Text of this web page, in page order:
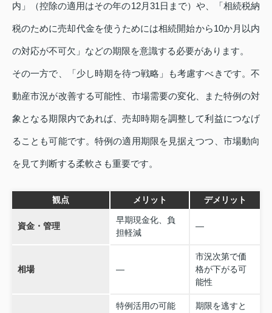
内」（控除の適用はその年の12月31日まで）や、「相続税納
税のために売却代金を使うためには相続開始から10か月以内
の対応が不可欠」などの期限を意識する必要があります。
その一方で、「少し時期を待つ戦略」も考慮すべきです。不
動産市況が改善する可能性、市場需要の変化、また特例の対
象となる期限内であれば、売却時期を調整して利益につなげ
ることも可能です。特例の適用期限を見据えつつ、市場動向
を見て判断する柔軟さも重要です。
観点 メリット デメリット
資金・管理
早期現金化、負
担軽減
—
相場 —
市況次第で価
格が下がる可
能性
特例活用の可能
期限を逃すと